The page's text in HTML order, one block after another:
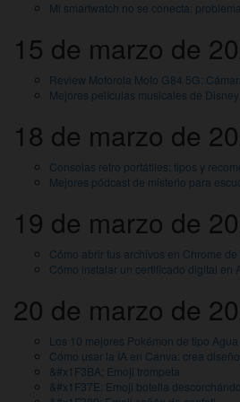
Mi smartwatch no se conecta:
15 de marzo de
Review Motorola Moto G84 5G:
Mejores películas musicales de
18 de marzo de
Consolas retro portátiles: tipos y
Mejores pódcast de misterio para
19 de marzo de
Cómo abrir tus archivos en Chrome
Cómo instalar un certificado digital en
20 de marzo de
Los 10 mejores Pokémon de tipo
Cómo usar la IA en Canva: crea
&#x1F3BA; Emoji trompeta
&#x1F37E; Emoji botella